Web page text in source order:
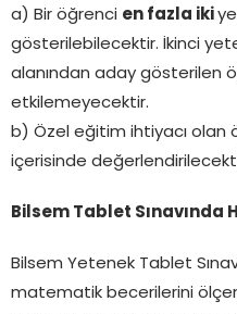
a) Bir öğrenci en fazla iki
gösterilebilecektir. İkinci
alanından aday gösterilen
etkilemeyecektir.
b) Özel eğitim ihtiyacı olan
içerisinde
Bilsem Tablet Sınavında
Bilsem Yetenek Tablet
matematik becerilerini